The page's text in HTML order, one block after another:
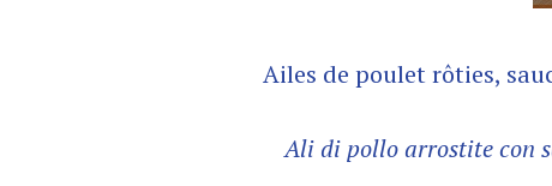
Ailes de poulet rôties,
Ali di pollo arrostite con